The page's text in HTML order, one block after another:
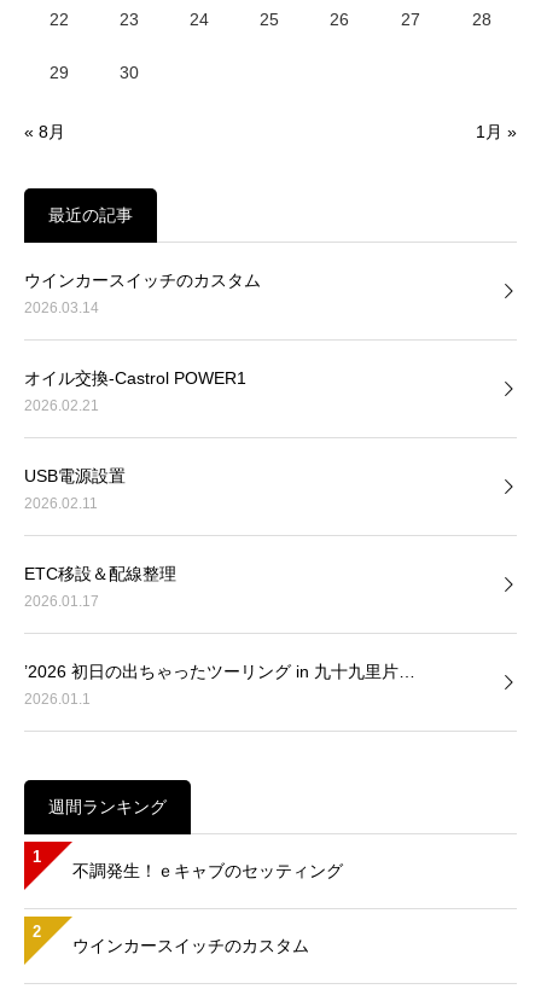
22 23 24 25 26 27 28
29 30
« 8月 1月 »
最近の記事
ウインカースイッチのカスタム
2026.03.14
オイル交換-Castrol POWER1
2026.02.21
USB電源設置
2026.02.11
ETC移設＆配線整理
2026.01.17
’2026 初日の出ちゃったツーリング in 九十九里片…
2026.01.1
週間ランキング
1
不調発生！ｅキャブのセッティング
2
ウインカースイッチのカスタム